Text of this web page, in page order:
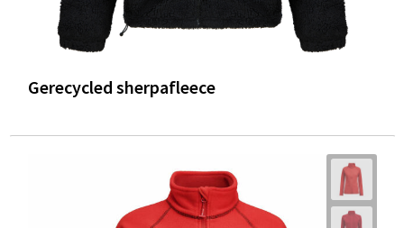
Gerecycled sherpafleece